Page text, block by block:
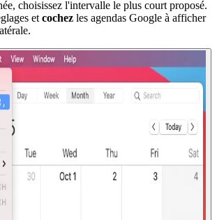
choisissez l'intervalle le plus court proposé.
et cochez les agendas Google à afficher